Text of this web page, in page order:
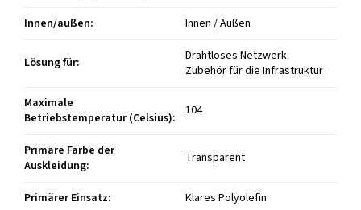
Innen/außen: Innen / Außen
Lösung für:
Drahtloses Netzwerk:
Zubehör für die Infrastruktur
Maximale
Betriebstemperatur (Celsius): 104
Primäre Farbe der
Auskleidung: Transparent
Primärer Einsatz:
Klares Polyolefin